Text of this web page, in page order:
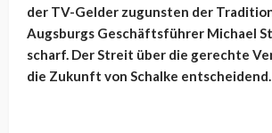
der TV-Gelder zugunsten der
Augsburgs Geschäftsführer Michael
scharf. Der Streit über die gerechte
die Zukunft von Schalke entscheidend.